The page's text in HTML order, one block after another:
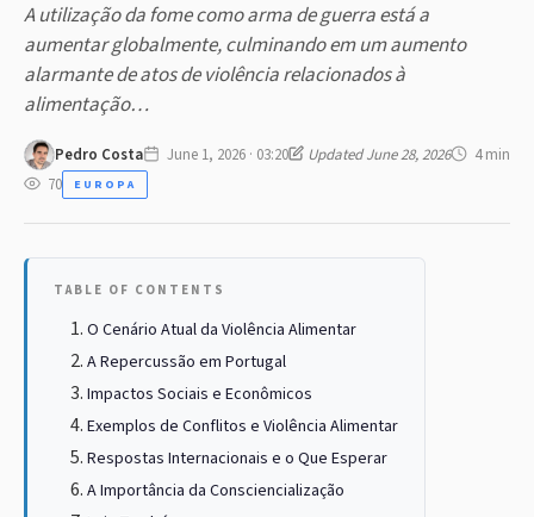
A utilização da fome como arma de guerra está a
aumentar globalmente, culminando em um aumento
alarmante de atos de violência relacionados à
alimentação…
Pedro Costa June 1, 2026 · 03:20 Updated June 28, 2026
4 min
70
EUROPA
TABLE OF CONTENTS
O Cenário Atual da Violência Alimentar
A Repercussão em Portugal
Impactos Sociais e Econômicos
Exemplos de Conflitos e Violência Alimentar
Respostas Internacionais e o Que Esperar
A Importância da Consciencialização